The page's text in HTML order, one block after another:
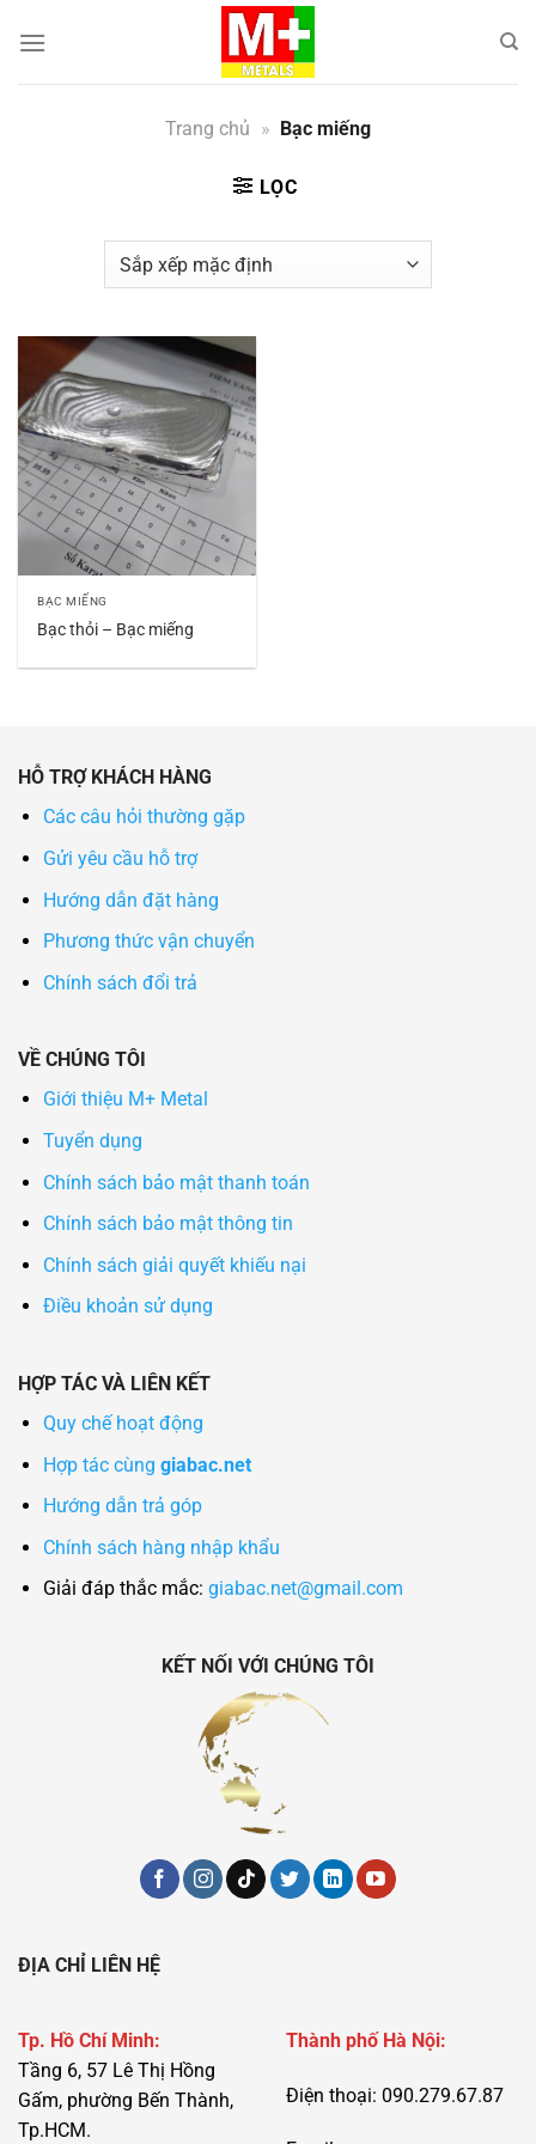
qua
Trang chủ » Bạc miếng
LỌC
BẠC MIẾNG
Bạc thỏi – Bạc miếng
HỖ TRỢ KHÁCH HÀNG
Các câu hỏi thường gặp
Gửi yêu cầu hỗ trợ
Hướng dẫn đặt hàng
Phương thức vận chuyển
Chính sách đổi trả
VỀ CHÚNG TÔI
Giới thiệu M+ Metal
Tuyển dụng
Chính sách bảo mật thanh toán
Chính sách bảo mật thông tin
Chính sách giải quyết khiếu nại
Điều khoản sử dụng
HỢP TÁC VÀ LIÊN KẾT
Quy chế hoạt động
Hợp tác cùng giabac.net
Hướng dẫn trả góp
Chính sách hàng nhập khẩu
Giải đáp thắc mắc: giabac.net@gmail.com
KẾT NỐI VỚI CHÚNG TÔI
ĐỊA CHỈ LIÊN HỆ
Tp. Hồ Chí Minh:
Tầng 6, 57 Lê Thị Hồng
Gấm, phường Bến Thành,
Tp.HCM.
Thành phố Hà Nội:
Điện thoại: 090.279.67.87